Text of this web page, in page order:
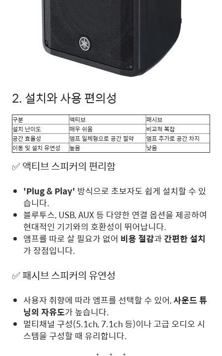
2. 설치와 사용 편의성
구분 액티브
패시브
설치 난이도
매우 쉬움
비교적 복잡
공간 효율성
앰프 일체형으로 공간 절약
앰프 추가로 공간 차지
이동 및 설치 유연성
높음 낮음
✅ 액티브 스피커의 편리함
'Plug & Play' 방식으로 초보자도 쉽게 설치할 수 있
습니다.
블루투스, USB, AUX 등 다양한 연결 옵션을 제공하여
현대적인 기기와의 호환성이 뛰어납니다.
앰프를 따로 살 필요가 없어 비용 절감과간편한 설치
가 장점입니다.
✅ 패시브 스피커의 유연성
사용자 취향에 따라 앰프를 선택할 수 있어,사운드 튜
닝의 자유도가 높습니다.
멀티채널 구성(5.1ch, 7.1ch 등)이나 고급 오디오 시
스템을 구성할 때 유리합니다.